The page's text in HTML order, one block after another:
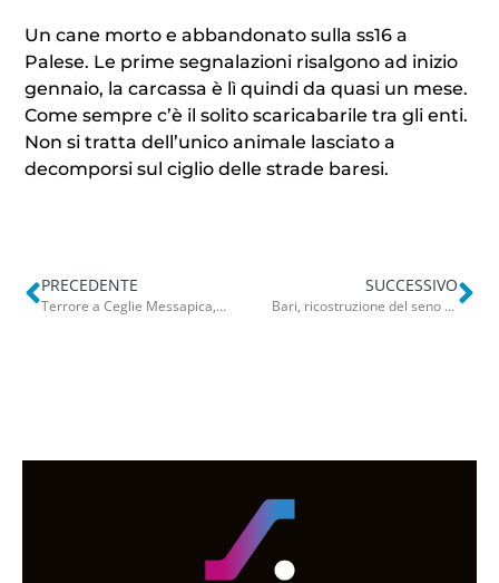
Un cane morto e abbandonato sulla ss16 a
Palese. Le prime segnalazioni risalgono ad inizio
gennaio, la carcassa è lì quindi da quasi un mese.
Come sempre c’è il solito scaricabarile tra gli enti.
Non si tratta dell’unico animale lasciato a
decomporsi sul ciglio delle strade baresi.
PRECEDENTE
Terrore a Ceglie Messapica, marito e moglie sequestrati nel seminterrato della villa: ladri via con soldi e gioielli
SUCCESSIVO
Bari, ricostruzione del seno con tessuto dell’addome: primo intervento all’Oncologico su paziente di 55 anni